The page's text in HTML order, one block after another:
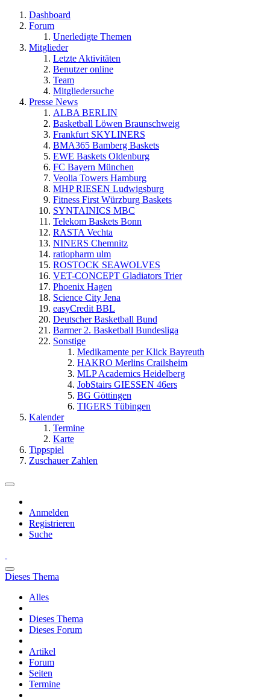
Dashboard
Forum
Unerledigte Themen
Mitglieder
Letzte Aktivitäten
Benutzer online
Team
Mitgliedersuche
Presse News
ALBA BERLIN
Basketball Löwen Braunschweig
Frankfurt SKYLINERS
BMA365 Bamberg Baskets
EWE Baskets Oldenburg
FC Bayern München
Veolia Towers Hamburg
MHP RIESEN Ludwigsburg
Fitness First Würzburg Baskets
SYNTAINICS MBC
Telekom Baskets Bonn
RASTA Vechta
NINERS Chemnitz
ratiopharm ulm
ROSTOCK SEAWOLVES
VET-CONCEPT Gladiators Trier
Phoenix Hagen
Science City Jena
easyCredit BBL
Deutscher Basketball Bund
Barmer 2. Basketball Bundesliga
Sonstige
Medikamente per Klick Bayreuth
HAKRO Merlins Crailsheim
MLP Academics Heidelberg
JobStairs GIESSEN 46ers
BG Göttingen
TIGERS Tübingen
Kalender
Termine
Karte
Tippspiel
Zuschauer Zahlen
Anmelden
Registrieren
Suche
Dieses Thema
Alles
Dieses Thema
Dieses Forum
Artikel
Forum
Seiten
Termine